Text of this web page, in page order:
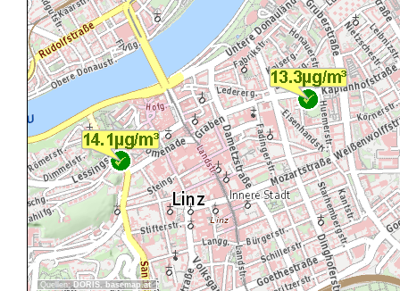
Quellen:DORIS, basemap.at